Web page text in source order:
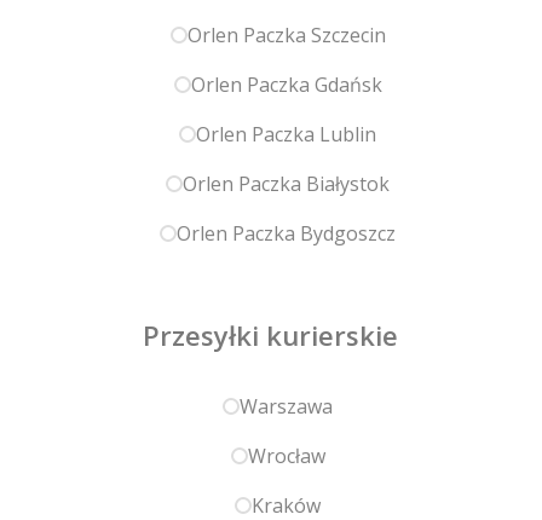
Orlen Paczka Szczecin
Orlen Paczka Gdańsk
Orlen Paczka Lublin
Orlen Paczka Białystok
Orlen Paczka Bydgoszcz
Przesyłki kurierskie
Warszawa
Wrocław
Kraków